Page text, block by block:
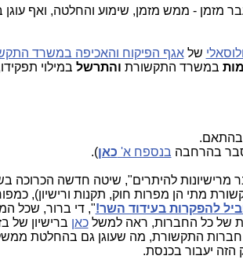
מזמן - ממש מזמן, שימוע והחלטה, ואף
שלאגף הפיקוח והאכיפה במשרד
במשרד התקשורת והתרשל במילוי
בהתאם.
בהרחבה בנספח א' כאן).
מרישיונות להיתרים", שיטה חדשה הכרוכה
מתי הן מפרות חוק, תקנות ורישיון),
להפקרות בעידוד השר!", די ברור, שכל
של כל החברות, ראה למשלכאן ברישיון של
התקשורת, מה שעוגן גם בהחלטת
הזה יעבור בכנסת.